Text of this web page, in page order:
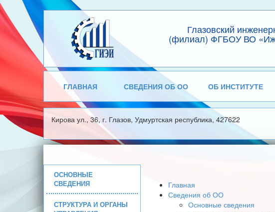
Глазовский
(филиал) ФГБОУ ВО
ГЛАВНАЯ СВЕДЕНИЯ ОБ ОО ОБ ИНСТИТУТЕ
Кирова ул., 36, г. Глазов, Удмуртская республика, 427622
ОСНОВНЫЕ
СВЕДЕНИЯ
СТРУКТУРА И ОРГАНЫ
Главная
Сведения об ОО
Основные сведения